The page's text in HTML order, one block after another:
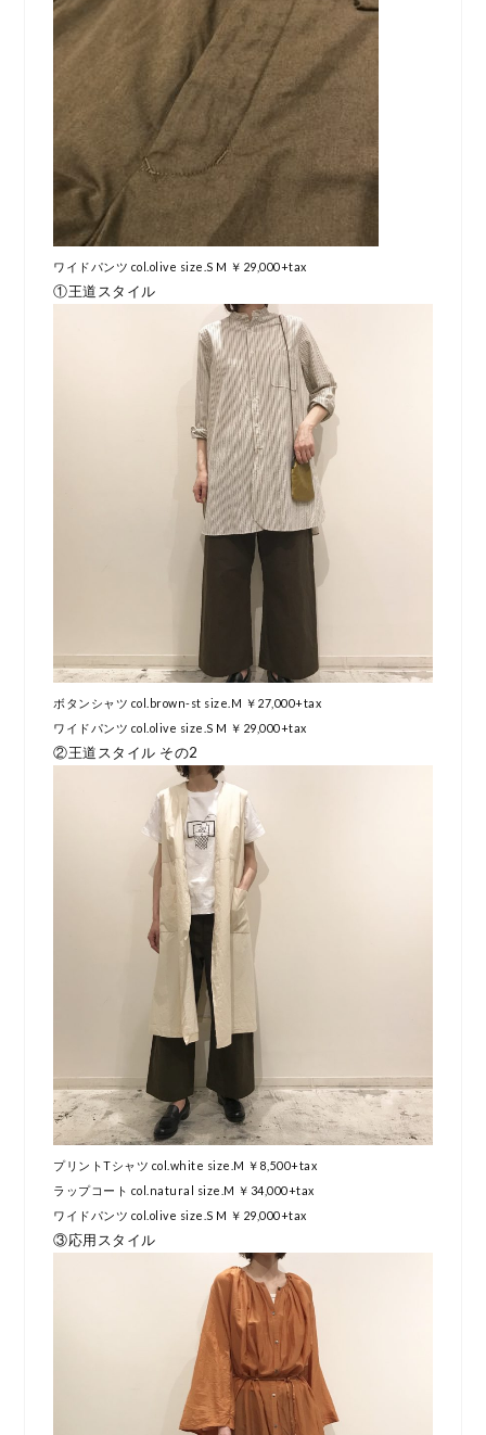
ワイドパンツ col.olive size.S M ￥29,000+tax
①王道スタイル
ボタンシャツ col.brown-st size.M ￥27,000+tax
ワイドパンツ col.olive size.S M ￥29,000+tax
②王道スタイル その2
プリントTシャツ col.white size.M ￥8,500+tax
ラップコート col.natural size.M ￥34,000+tax
ワイドパンツ col.olive size.S M ￥29,000+tax
③応用スタイル